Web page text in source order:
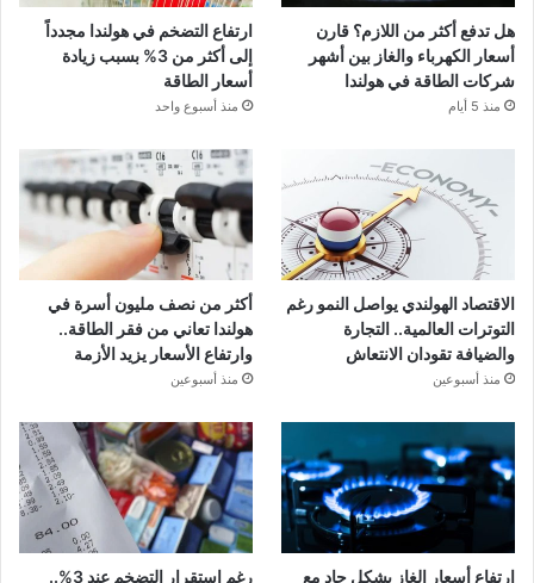
هل تدفع أكثر من اللازم؟ قارن
أسعار الكهرباء والغاز بين أشهر
شركات الطاقة في هولندا
منذ 5 أيام
ارتفاع التضخم في هولندا مجدداً
إلى أكثر من 3% بسبب زيادة
أسعار الطاقة
منذ أسبوع واحد
الاقتصاد الهولندي يواصل النمو رغم
التوترات العالمية.. التجارة
والضيافة تقودان الانتعاش
منذ أسبوعين
أكثر من نصف مليون أسرة في
هولندا تعاني من فقر الطاقة..
وارتفاع الأسعار يزيد الأزمة
منذ أسبوعين
ارتفاع أسعار الغاز بشكل حاد مع رغم استقرار التضخم عند 3%..